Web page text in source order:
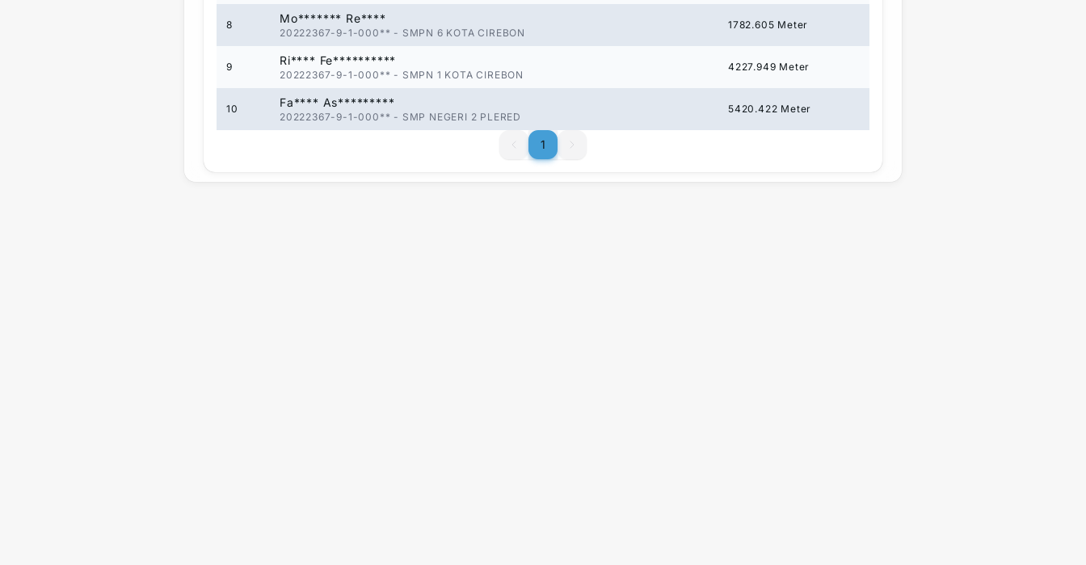
8 Mo******* Re****
20222367-9-1-000** - SMPN 6 KOTA CIREBON
1782.605 Meter
9 Ri**** Fe**********
20222367-9-1-000** - SMPN 1 KOTA CIREBON
4227.949 Meter
10 Fa**** As*********
20222367-9-1-000** - SMP NEGERI 2 PLERED
5420.422 Meter
1
1